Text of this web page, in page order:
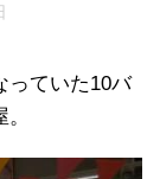
っていた10バ